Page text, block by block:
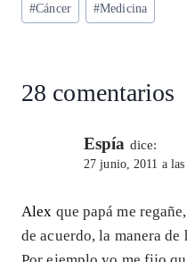
A
p
ra
k
de
#Cáncer #Medicina
28 comentarios
Espía dice:
27 junio, 2011 a las
Alex que papá me
de acuerdo, la manera